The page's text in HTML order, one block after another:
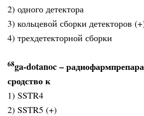
2) одного детектора
3) кольцевой сборки детекторов
4) трехдетекторной сборки
68ga-dotanoc –
сродство к
1) SSTR4
2) SSTR5 (+)